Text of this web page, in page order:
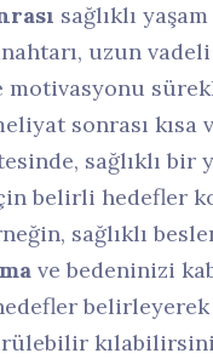
sağlıklı
uzun
motivasyonu
sonrası kısa
sağlıklı bir
belirli hedefler
sağlıklı
ve bedeninizi